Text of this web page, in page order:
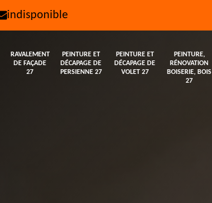
indisponible
RAVALEMENT
DE FAÇADE
27
PEINTURE ET
DÉCAPAGE DE
PERSIENNE 27
PEINTURE ET
DÉCAPAGE DE
VOLET 27
PEINTURE,
RÉNOVATION
BOISERIE, BOIS
27